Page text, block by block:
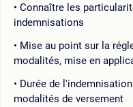
Connaître les
indemnisations
Mise au point sur la
modalités, mise en
Durée de
modalités de versement